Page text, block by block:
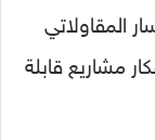
المقاولاتي
مشاريع قابلة